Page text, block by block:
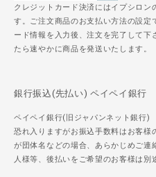
クレジットカード決済にはイプシロン
す。ご注文商品のお支払い方法の設定
ード情報を入力後、注文を完了して下
たら速やかに商品を発送いたします。
銀行振込(先払い) ペイペイ銀行
ペイペイ銀行(旧ジャパンネット銀行)
恐れ入りますがお振込手数料はお客
が団体名などの場合、あらかじめご
人様等、後払いをご希望のお客様は別